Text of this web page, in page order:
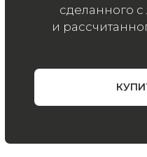
ООО «МИР КАШЕМИРА» ©
конфиденциальности